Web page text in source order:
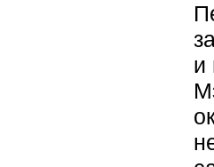
и